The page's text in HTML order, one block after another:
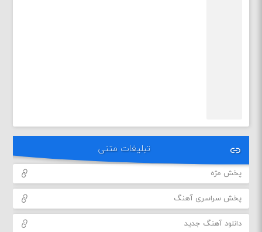
تبلیغات متنی
پخش مژه
پخش سراسری آهنگ
دانلود آهنگ جدید